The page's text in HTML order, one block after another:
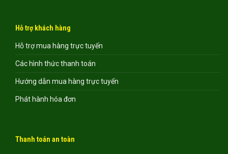
Hỗ trợ khách hàng
Hỗ trợ mua hàng trực tuyến
Các hình thức thanh toán
Hướng dẫn mua hàng trực tuyến
Phát hành hóa đơn
Thanh toán an toàn